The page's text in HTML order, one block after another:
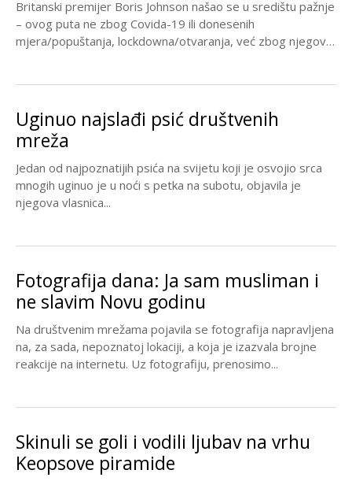
Britanski premijer Boris Johnson našao se u središtu pažnje
– ovog puta ne zbog Covida-19 ili donesenih
mjera/popuštanja, lockdowna/otvaranja, već zbog njegove
Uginuo najslađi psić društvenih
mreža
Jedan od najpoznatijih psića na svijetu koji je osvojio srca
mnogih uginuo je u noći s petka na subotu, objavila je
njegova vlasnica...
Fotografija dana: Ja sam musliman i
ne slavim Novu godinu
Na društvenim mrežama pojavila se fotografija napravljena
na, za sada, nepoznatoj lokaciji, a koja je izazvala brojne
reakcije na internetu. Uz fotografiju, prenosimo...
Skinuli se goli i vodili ljubav na vrhu
Keopsove piramide